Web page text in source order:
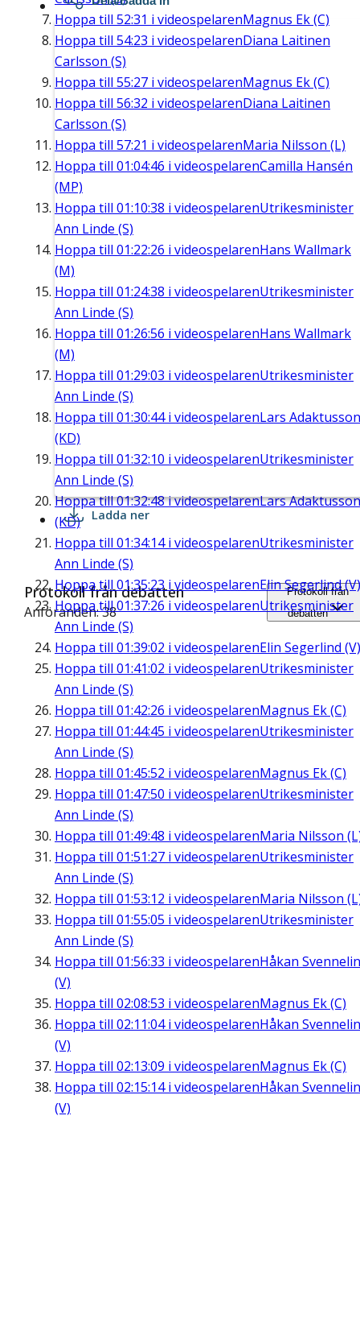
Hoppa till 52:31 i videospelarenMagnus Ek (C)
Hoppa till 54:23 i videospelarenDiana Laitinen
Carlsson (S)
Hoppa till 55:27 i videospelarenMagnus Ek (C)
Hoppa till 56:32 i videospelarenDiana Laitinen
Carlsson (S)
Hoppa till 57:21 i videospelarenMaria Nilsson (L)
Hoppa till 01:04:46 i videospelarenCamilla Hansén
(MP)
Hoppa till 01:10:38 i videospelarenUtrikesminister
Ann Linde (S)
Hoppa till 01:22:26 i videospelarenHans Wallmark
(M)
Hoppa till 01:24:38 i videospelarenUtrikesminister
Ann Linde (S)
Hoppa till 01:26:56 i videospelarenHans Wallmark
(M)
Hoppa till 01:29:03 i videospelarenUtrikesminister
Ann Linde (S)
Hoppa till 01:30:44i videospelarenLars Adaktusson
(KD)
Hoppa till 01:32:10 i videospelarenUtrikesminister
Ann Linde (S)
Hoppa till01:32:48i videospelarenLars Adaktusson
(KD)
Hoppa till 01:34:14i videospelarenUtrikesminister
Ann Linde (S)
Hoppa till 01:35:23 i videospelarenElin Segerlind (V)
Hoppa till01:37:26 i videospelarenUtrikesminister
Ann Linde (S)
Hoppa till 01:39:02 i videospelarenElin Segerlind (V)
Hoppa till 01:41:02 i videospelarenUtrikesminister
Ann Linde (S)
Hoppa till 01:42:26 i videospelarenMagnus Ek (C)
Hoppa till 01:44:45 i videospelarenUtrikesminister
Ann Linde (S)
Hoppa till 01:45:52 i videospelarenMagnus Ek (C)
Hoppa till 01:47:50 i videospelarenUtrikesminister
Ann Linde (S)
Hoppa till 01:49:48 i videospelarenMaria Nilsson
Hoppa till 01:51:27 i videospelarenUtrikesminister
Ann Linde (S)
Hoppa till 01:53:12 i videospelarenMaria Nilsson
Hoppa till 01:55:05 i videospelarenUtrikesminister
Ann Linde (S)
Hoppa till 01:56:33 i videospelarenHåkan
(V)
Hoppa till 02:08:53 i videospelarenMagnus Ek (C)
Hoppa till 02:11:04i videospelarenHåkan
(V)
Hoppa till 02:13:09 i videospelarenMagnus Ek (C)
Hoppa till 02:15:14i videospelarenHåkan
(V)
Ladda ner
Protokoll från debatten
Anföranden: 38
Protokoll från
debatten